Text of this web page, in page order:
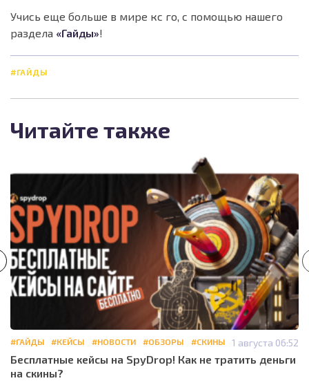
Учись еще больше в мире кс го, с помощью нашего
раздела «Гайды»!
#ГАЙДЫ
Читайте также
#ГАЙДЫ #КЕЙСЫ #НОВОСТИ #ОБЗОРЫ #СКИНЫ 1 августа 06:52
Бесплатные кейсы на SpyDrop! Как не тратить деньги
на скины?